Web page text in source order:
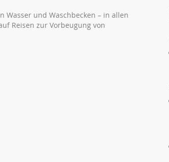
und Waschbecken – in allen
Reisen zur Vorbeugung von